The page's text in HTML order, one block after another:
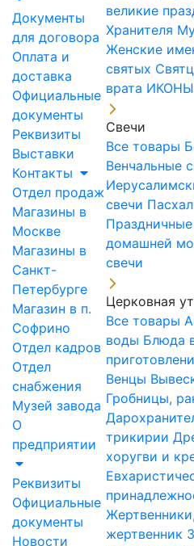
Документы
для договора
Оплата и
доставка
Официальные
документы
Реквизиты
Выставки
Контакты
Отдел продаж
Магазины в
Москве
Магазины в
Санкт-
Петербурге
Магазин в п.
Софрино
Отдел кадров
Отдел
снабжения
Музей завода
О
предприятии
Реквизиты
Официальные
документы
Новости
великие
Хранителя
Женские
святых
врата
Свечи
Все товары
Венчальные
свечи
домашней
свечи
Церковная
Все товары
воды Блюда
Венцы
Гробницы,
трикирии
хоругви и
жертвенник